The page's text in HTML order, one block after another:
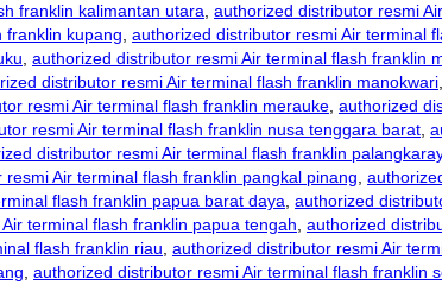
franklin kalimantan utara, authorized distributor resmi
franklin kupang, authorized distributor resmi Air terminal
, authorized distributor resmi Air terminal flash franklin
distributor resmi Air terminal flash franklin manokwari,
resmi Air terminal flash franklin merauke, authorized
resmi Air terminal flash franklin nusa tenggara barat,
distributor resmi Air terminal flash franklin
Air terminal flash franklin pangkal pinang,
flash franklin papua barat daya, authorized
terminal flash franklin papua tengah, authorized
flash franklin riau, authorized distributor resmi Air
, authorized distributor resmi Air terminal flash franklin